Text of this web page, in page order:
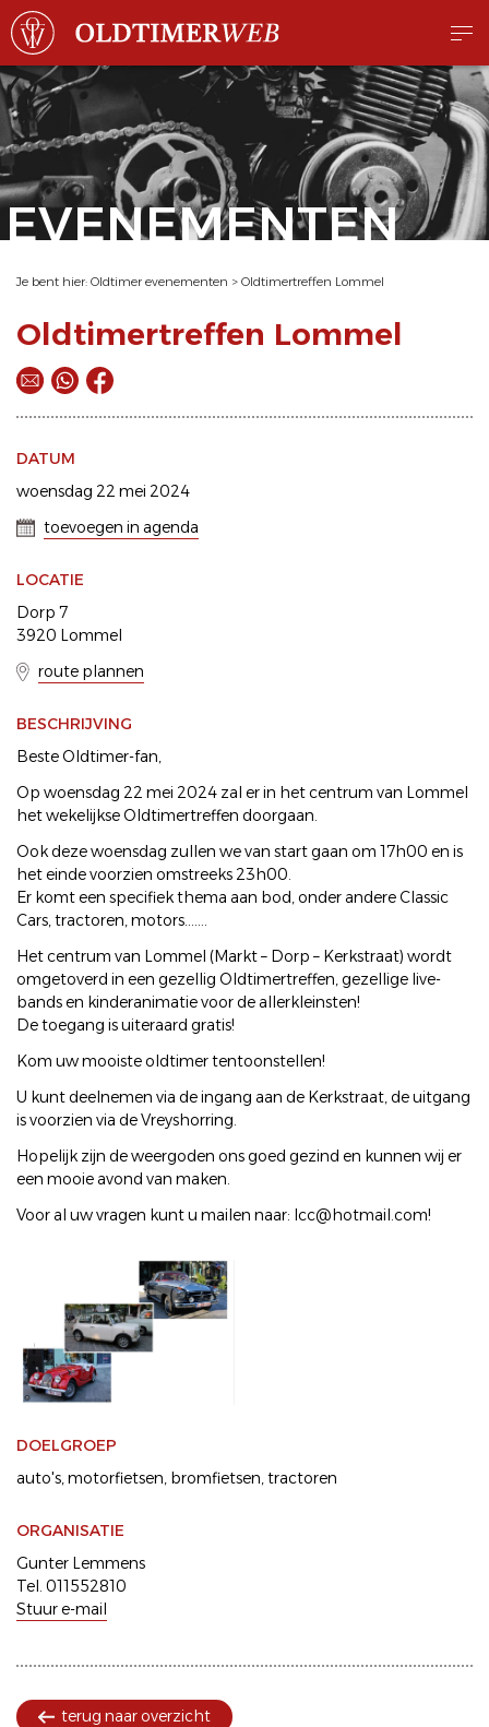
EVENEMENTEN
Je bent hier: Oldtimer evenementen > Oldtimertreffen Lommel
Oldtimertreffen Lommel
DATUM
woensdag 22 mei 2024
toevoegen in agenda
LOCATIE
Dorp 7
3920 Lommel
route plannen
BESCHRIJVING
Beste Oldtimer-fan,
Op woensdag 22 mei 2024 zal er in het centrum van Lommel
het wekelijkse Oldtimertreffen doorgaan.
Ook deze woensdag zullen we van start gaan om 17h00 en is
het einde voorzien omstreeks 23h00.
Er komt een specifiek thema aan bod, onder andere Classic
Cars, tractoren, motors.......
Het centrum van Lommel (Markt – Dorp – Kerkstraat) wordt
omgetoverd in een gezellig Oldtimertreffen, gezellige live-
bands en kinderanimatie voor de allerkleinsten!
De toegang is uiteraard gratis!
Kom uw mooiste oldtimer tentoonstellen!
U kunt deelnemen via de ingang aan de Kerkstraat, de uitgang
is voorzien via de Vreyshorring.
Hopelijk zijn de weergoden ons goed gezind en kunnen wij er
een mooie avond van maken.
Voor al uw vragen kunt u mailen naar: lcc@hotmail.com!
DOELGROEP
auto's motorfietsen bromfietsen tractoren
ORGANISATIE
Gunter Lemmens
Tel. 011552810
Stuur e-mail
terug naar overzicht